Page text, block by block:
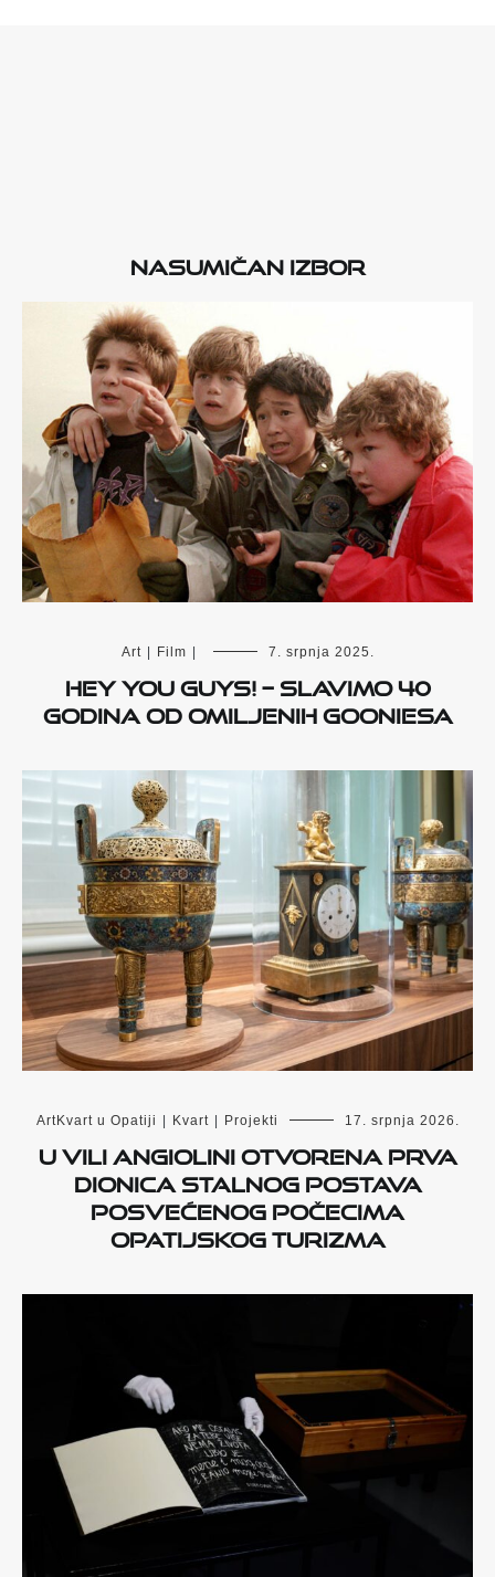
Nasumičan izbor
Art Film 7. srpnja 2025.
Hey you guys! – slavimo 40
godina od omiljenih Gooniesa
ArtKvart u Opatiji Kvart Projekti 17. srpnja 2026.
U Vili Angiolini otvorena prva
dionica stalnog postava
posvećenog počecima
opatijskog turizma